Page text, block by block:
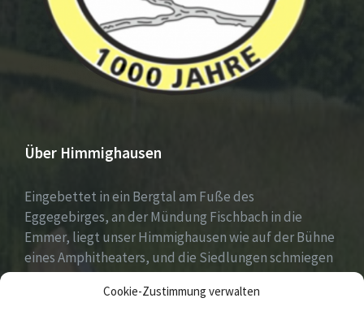
Cookie-Zustimmung verwalten
Über Himmighausen
Eingebettet in ein Bergtal am Fuße des
Eggegebirges, an der Mündung Fischbach in die
Emmer, liegt unser Himmighausen wie auf der Bühne
eines Amphitheaters, und die Siedlungen schmiegen
sich an die umgebenden, seit Jahrhunderten mit
Mischwäldern bepflanzten Berge.